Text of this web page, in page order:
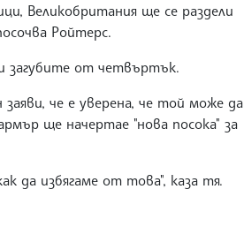
Великобритания ще се раздели
Ройтерс.
загубите от четвъртък.
че е уверена, че той може да
ще начертае "нова посока" за
да избягаме от това", каза тя.